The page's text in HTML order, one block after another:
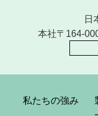
日
本社〒164-
私たちの強み